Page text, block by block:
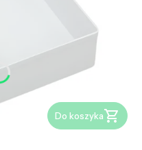
Do koszyka